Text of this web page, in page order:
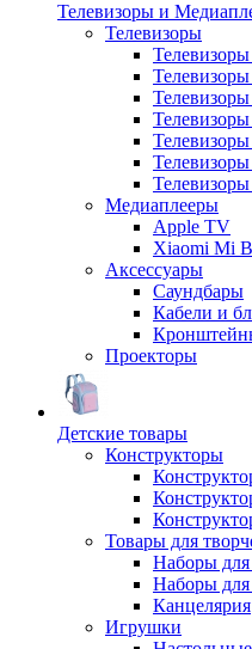
Телевизоры и
Телевизоры
Медиаплееры
Apple TV
Xiaomi Mi
Аксессуары
Саундбары
Кабели и
Проекторы
Детские товары
Конструкторы
Товары для
Наборы для
Наборы для
Канцелярия
Игрушки